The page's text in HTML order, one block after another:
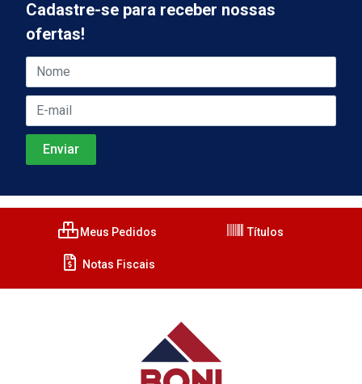
Cadastre-se para receber nossas
ofertas!
Meus Pedidos Títulos
Notas Fiscais